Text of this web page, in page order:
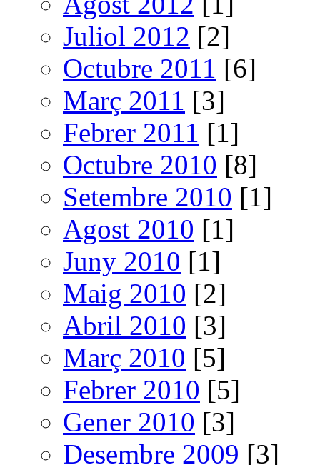
Juliol 2012 [2]
Octubre 2011 [6]
Març 2011 [3]
Febrer 2011 [1]
Octubre 2010 [8]
Setembre 2010 [1]
Agost 2010 [1]
Juny 2010 [1]
Maig 2010 [2]
Abril 2010 [3]
Març 2010 [5]
Febrer 2010 [5]
Gener 2010 [3]
Desembre 2009 [3]